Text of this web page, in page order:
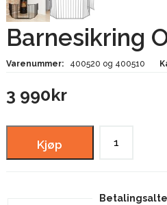
Barnesikring
Varenummer: 400520 og 400510
3 990kr
Kjøp